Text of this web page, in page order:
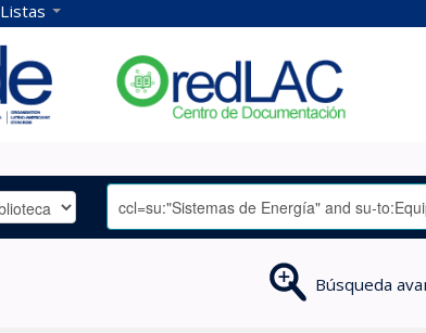
Listas
Búsqueda